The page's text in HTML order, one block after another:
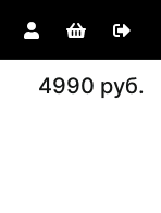
4990 руб.